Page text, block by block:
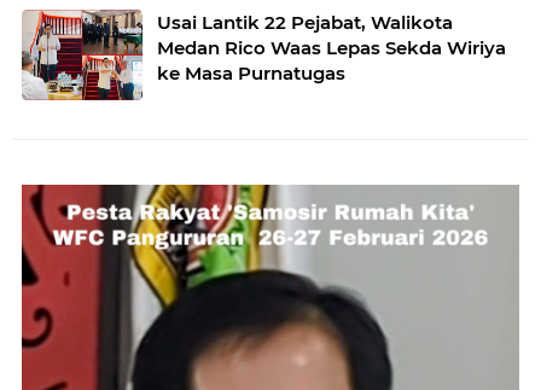
Usai Lantik 22 Pejabat, Walikota
Medan Rico Waas Lepas Sekda Wiriya
ke Masa Purnatugas